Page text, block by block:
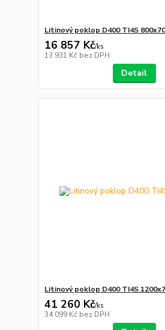
Litinový poklop D400 TI4S
16 857 Kč/ks
13 931 Kč bez DPH
Detail
Litinový poklop D400 TI4S
41 260 Kč/ks
34 099 Kč bez DPH